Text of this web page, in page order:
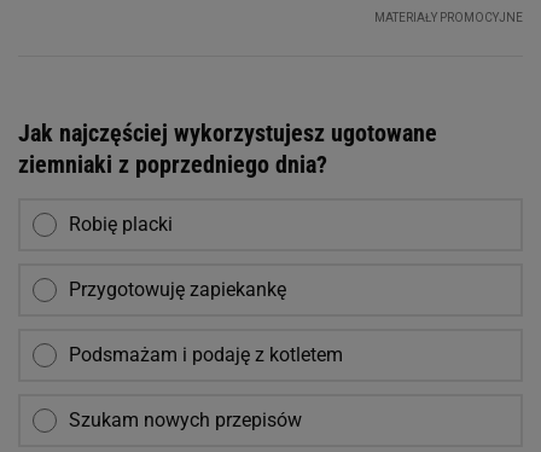
Jak najczęściej wykorzystujesz ugotowane
ziemniaki z poprzedniego dnia?
Robię placki
Przygotowuję zapiekankę
Podsmażam i podaję z kotletem
Szukam nowych przepisów